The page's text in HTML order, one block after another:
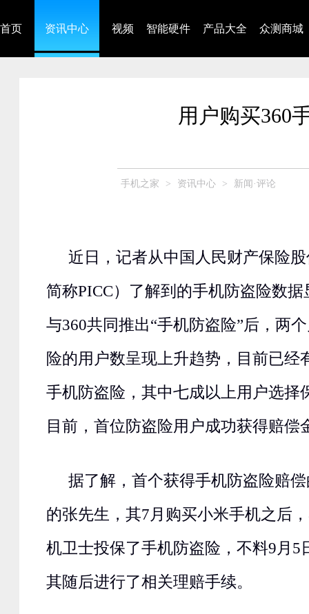
首页 资讯中心 视频 智能硬件 产品大全 众测商城
用户购买360
手机之家 > 资讯中心 > 新闻·评论
近日，记者从中国人民财产保险
简称PICC）了解到的手机防盗险数
与360共同推出“手机防盗险”后，两
险的用户数呈现上升趋势，目前已经
手机防盗险，其中七成以上用户选择
目前，首位防盗险用户成功获得赔偿
据了解，首个获得手机防盗险赔
的张先生，其7月购买小米手机之后
机卫士投保了手机防盗险，不料9月5
其随后进行了相关理赔手续。